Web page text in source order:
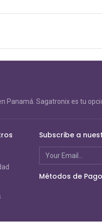
Panamá. Sagatronix es tu
Subscribe a
Métodos de Pago